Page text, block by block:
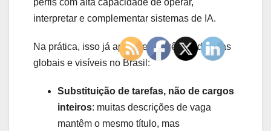
perfis com alta capacidade de operar,
interpretar e complementar sistemas de IA.
Na prática, isso já aparece em três tendências
globais e visíveis no Brasil:
Substituição de tarefas, não de cargos
inteiros: muitas descrições de vaga
mantêm o mesmo título, mas